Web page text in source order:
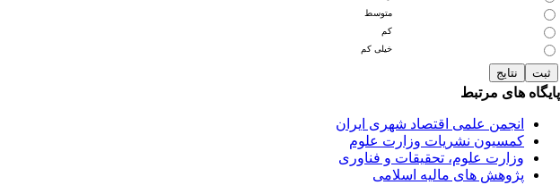
متوسط
کم
خیلی کم
پایگاه های مرتبط
انجمن علمی اقتصاد شهری ایران
کمسیون نشریات وزارت علوم
وزارت علوم، تحقیقات و فناوری
پژوهش های مالیه اسلامی